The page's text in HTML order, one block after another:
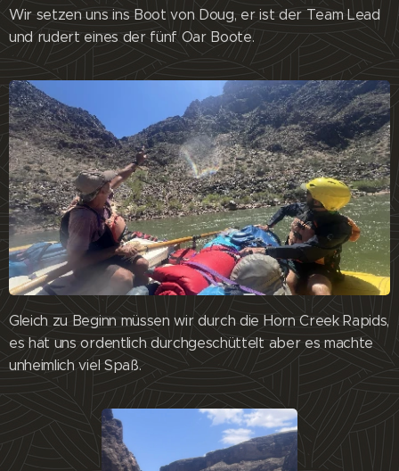
Wir setzen uns ins Boot von Doug, er ist der Team Lead
und rudert eines der fünf Oar Boote.
Gleich zu Beginn müssen wir durch die Horn Creek Rapids,
es hat uns ordentlich durchgeschüttelt aber es machte
unheimlich viel Spaß.